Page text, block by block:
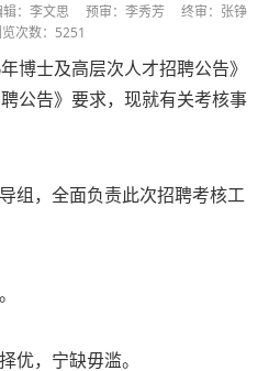
辑：李文思 预审：李秀芳 终审：张铮
次数：5251
年博士及高层次人才招聘公告》
公告》要求，现就有关考核事
组，全面负责此次招聘考核工
优，宁缺毋滥。